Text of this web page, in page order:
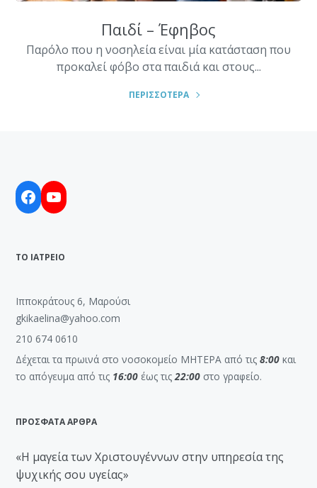
Παιδί – Έφηβος
Παρόλο που η νοσηλεία είναι μία κατάσταση που
προκαλεί φόβο στα παιδιά και στους...
ΠΕΡΙΣΣΟΤΕΡΑ
Facebook
YouTube
ΤΟ ΙΑΤΡΕΙΟ
Ιπποκράτους 6, Μαρούσι
gkikaelina@yahoo.com
210 674 0610
Δέχεται τα πρωινά στο νοσοκομείο ΜΗΤΕΡΑ από τις8:00 και
το απόγευμα από τις 16:00 έως τις22:00 στο γραφείο.
ΠΡΟΣΦΑΤΑ ΑΡΘΡΑ
«Η μαγεία των Χριστουγέννων στην υπηρεσία της
ψυχικής σου υγείας»